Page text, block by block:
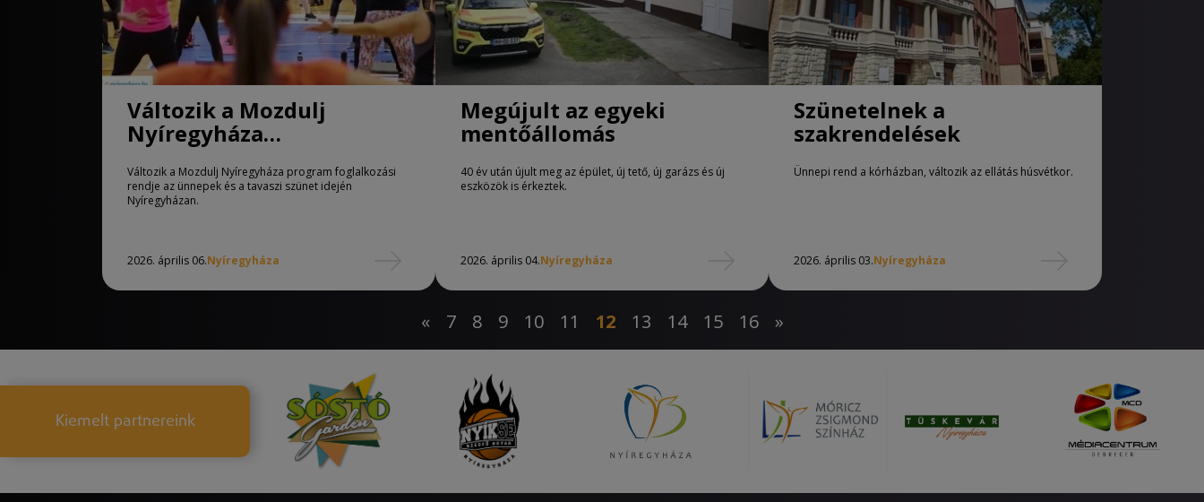
Változik a Mozdulj
Nyíregyháza
programrendje
Változik a Mozdulj Nyíregyháza program foglalkozási
rendje az ünnepek és a tavaszi szünet idején
Nyíregyházan.
2026. április 06.Nyíregyháza
Megújult az egyeki
mentőállomás
40 év után újult meg az épület, új tető, új garázs és új
eszközök is érkeztek.
2026. április 04.Nyíregyháza
Szünetelnek a
szakrendelések
Ünnepi rend a kórházban, változik az ellátás húsvétkor.
2026. április 03.Nyíregyháza
« 7 8 9 10 11 12 13 14 15 16 »
Kiemelt partnereink